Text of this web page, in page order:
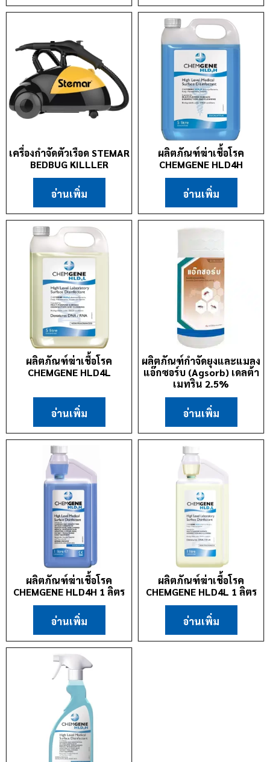
เครื่องกำจัดตัวเรือด STEMAR
BEDBUG KILLLER
อ่านเพิ่ม
ผลิตภัณฑ์ฆ่าเชื้อโรค
CHEMGENE HLD4H
อ่านเพิ่ม
ผลิตภัณฑ์ฆ่าเชื้อโรค
CHEMGENE HLD4L
อ่านเพิ่ม
ผลิตภัณฑ์กำจัดยุงและแมลง
แอ๊กซอร์บ (Agsorb) เดลต้า
เมทริน 2.5%
อ่านเพิ่ม
ผลิตภัณฑ์ฆ่าเชื้อโรค
CHEMGENE HLD4H 1 ลิตร
อ่านเพิ่ม
ผลิตภัณฑ์ฆ่าเชื้อโรค
CHEMGENE HLD4L 1 ลิตร
อ่านเพิ่ม